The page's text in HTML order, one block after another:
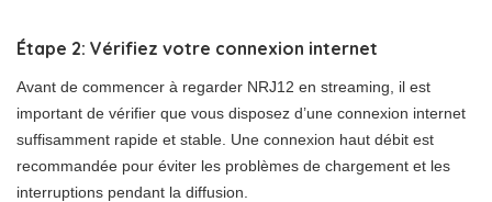
Étape 2: Vérifiez votre connexion internet
Avant de commencer à regarder NRJ12 en streaming, il est
important de vérifier que vous disposez d’une connexion internet
suffisamment rapide et stable. Une connexion haut débit est
recommandée pour éviter les problèmes de chargement et les
interruptions pendant la diffusion.